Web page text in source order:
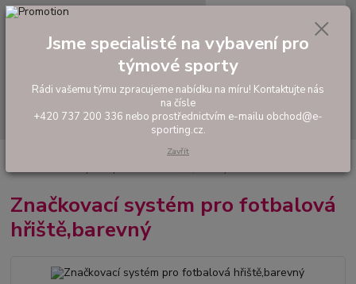
Hledat
tel: +420 737 200 336
0,00 Kč
Fotbal
Značkovací systém pro fotbalová hřiště,barevný
Značkovací systém pro fotbalová
hřiště,barevný
Jsme specialisté na vybavení pro
týmové sporty
Rádi vašemu týmu zpracujeme nabídku na míru! Kontaktujte nás
na čísle
+420 737 200 336 nebo prostřednictvím e-mailu obchod@e-
sporting.cz.
Zavřít